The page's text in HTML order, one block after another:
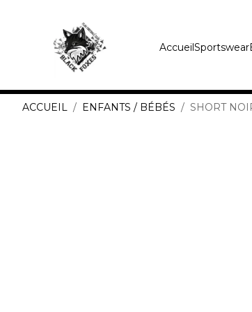
AccueilSportswear
ACCUEIL ENFANTS / BÉBÉS SHORT